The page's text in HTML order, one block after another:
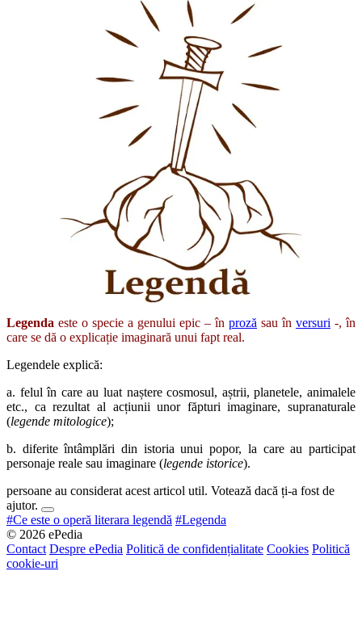
Legenda este o specie a genului epic – în proză sau în versuri -, în
care se dă o explicație imaginară unui fapt real.
Legendele explică:
a. felul în care au luat naștere cosmosul, aștrii, planetele, animalele
etc., ca rezultat al acțiunii unor făpturi imaginare, supranaturale
(legende mitologice);
b. diferite întâmplări din istoria unui popor, la care au participat
personaje reale sau imaginare (legende istorice).
persoane au considerat acest articol util. Votează dacă ți-a fost de
ajutor.
#Ce este o operă literara legendă #Legenda
© 2026 ePedia
Contact Despre ePedia Politică de confidențialitate Cookies Politică
cookie-uri